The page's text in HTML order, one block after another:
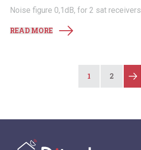
Noise figure 0,1dB, for 2 sat receivers
READ MORE
1 2